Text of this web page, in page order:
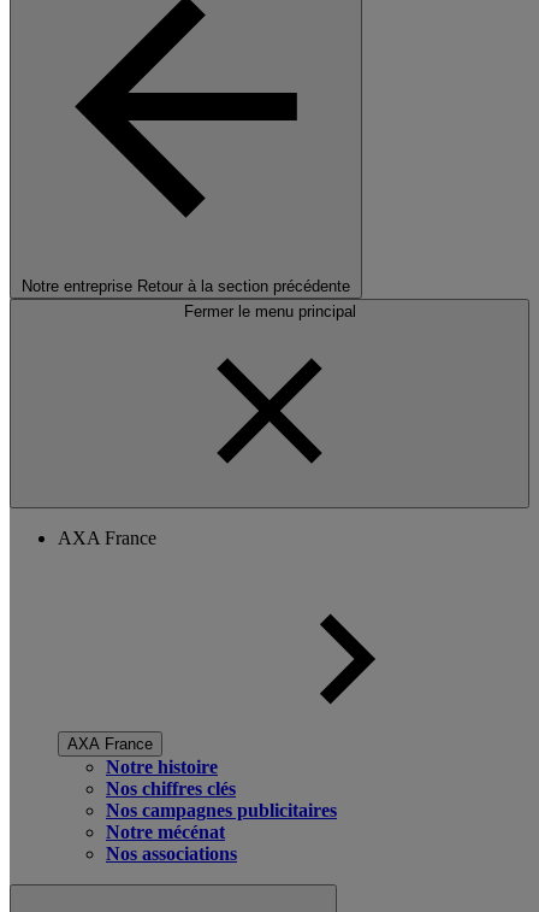
Notre entreprise Retour à la section précédente
Fermer le menu principal
AXA France
AXA France
Notre histoire
Nos chiffres clés
Nos campagnes publicitaires
Notre mécénat
Nos associations